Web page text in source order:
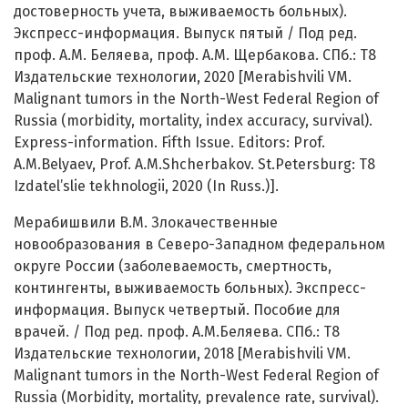
достоверность учета, выживаемость больных).
Экспресс-информация. Выпуск пятый / Под ред.
проф. А.М. Беляева, проф. А.М. Щербакова. СПб.: Т8
Издательские технологии, 2020 [Merabishvili VM.
Malignant tumors in the North-West Federal Region of
Russia (morbidity, mortality, index accuracy, survival).
Express-information. Fifth Issue. Editors: Prof.
A.M.Belyaev, Prof. A.M.Shcherbakov. St.Petersburg: T8
Izdatel’slie tekhnologii, 2020 (In Russ.)].
Мерабишвили В.М. Злокачественные
новообразования в Северо-Западном федеральном
округе России (заболеваемость, смертность,
контингенты, выживаемость больных). Экспресс-
информация. Выпуск четвертый. Пособие для
врачей. / Под ред. проф. А.М.Беляева. СПб.: Т8
Издательские технологии, 2018 [Merabishvili VM.
Malignant tumors in the North-West Federal Region of
Russia (Morbidity, mortality, prevalence rate, survival).